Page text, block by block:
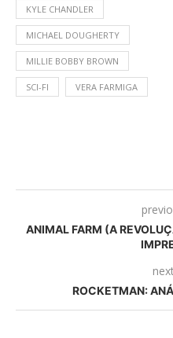
KYLE CHANDLER
MICHAEL DOUGHERTY
MILLIE BOBBY BROWN
SCI-FI VERA FARMIGA
ANIMAL FARM (A
ROCKETMAN: